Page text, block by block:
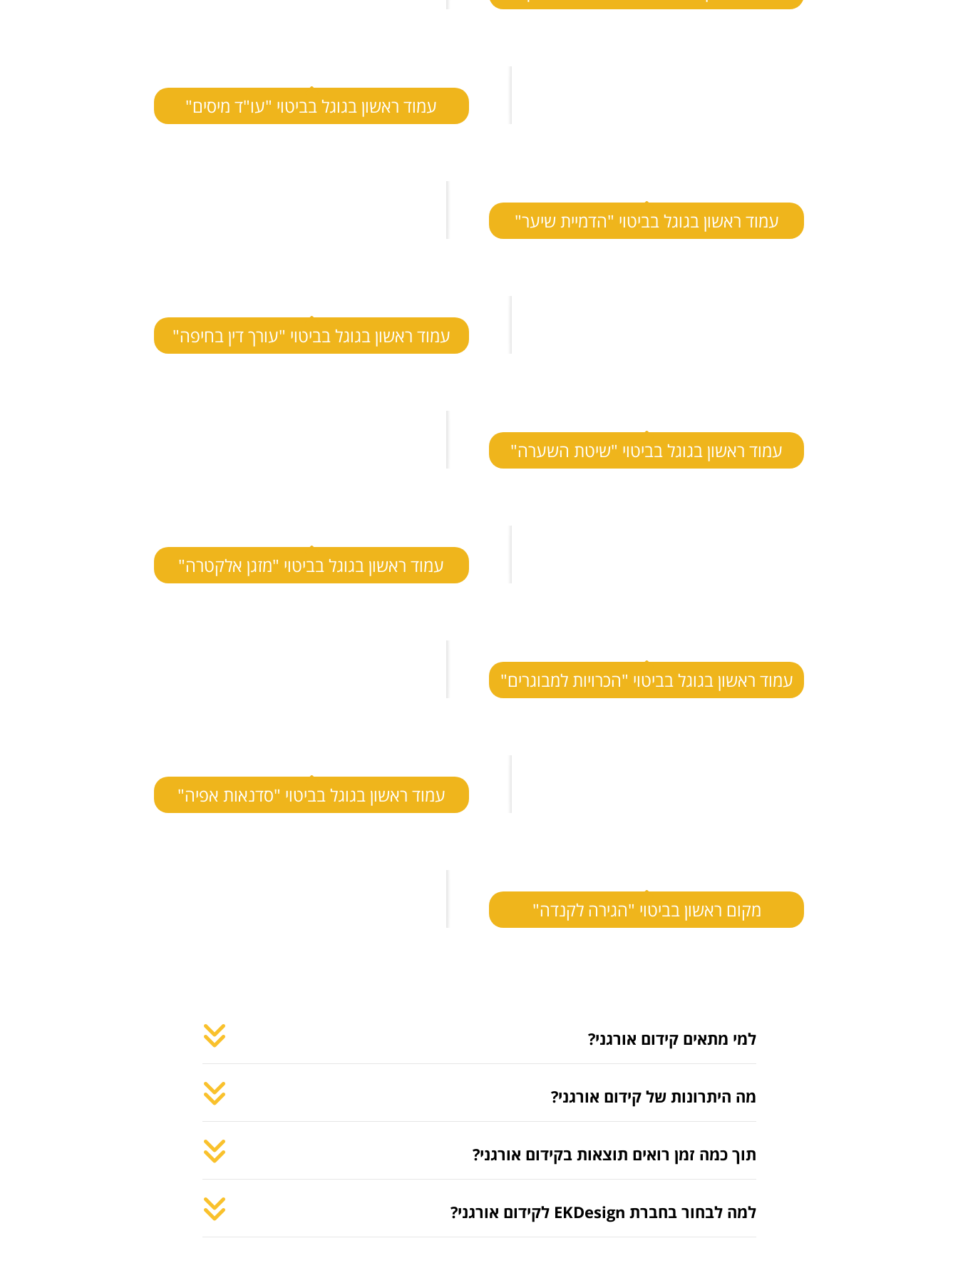
עמוד ראשון בגוגל בביטוי "עו"ד מיסים"
עמוד ראשון בגוגל בביטוי "הדמיית שיער"
עמוד ראשון בגוגל בביטוי "עורך דין בחיפה"
עמוד ראשון בגוגל בביטוי "שיטת השערה"
עמוד ראשון בגוגל בביטוי "מזגן אלקטרה"
עמוד ראשון בגוגל בביטוי "הכרויות למבוגרים"
עמוד ראשון בגוגל בביטוי "סדנאות אפיה"
מקום ראשון בביטוי "הגירה לקנדה"
למי מתאים קידום אורגני?
מה היתרונות של קידום אורגני?
תוך כמה זמן רואים תוצאות בקידום אורגני?
למה לבחור בחברת EKDesign לקידום אורגני?